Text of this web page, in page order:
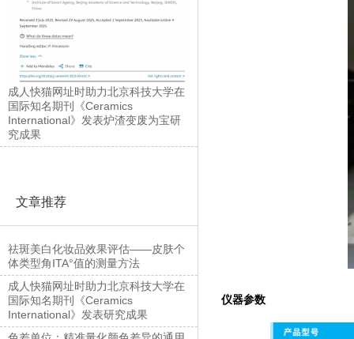
成人快猫网址时助力北京科技大学在
国际知名期刊《Ceramics
International》发表炉渣变废为宝研
究成果
文章推荐
祛斑美白化妆品效果评估——皮肤个
体类型角ITA°值的测量方法
成人快猫网址时助力北京科技大学在
国际知名期刊《Ceramics
International》发表研究成果
仪器参数